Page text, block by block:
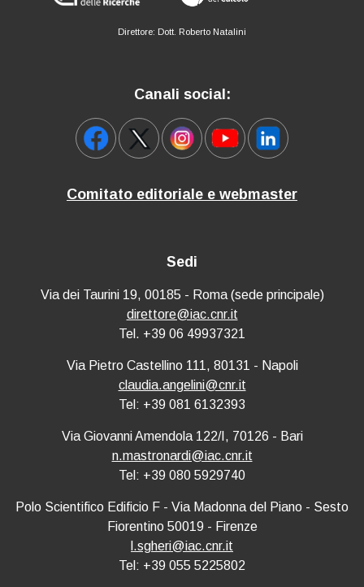
Direttore: Dott. Roberto Natalini
Canali social:
Comitato editoriale e webmaster
Sedi
Via dei Taurini 19, 00185 - Roma (sede principale)
direttore@iac.cnr.it
Tel. +39 06 49937321
Via Pietro Castellino 111, 80131 - Napoli
claudia.angelini@cnr.it
Tel: +39 081 6132393
Via Giovanni Amendola 122/I, 70126 - Bari
n.mastronardi@iac.cnr.it
Tel: +39 080 5929740
Polo Scientifico Edificio F - Via Madonna del Piano - Sesto
Fiorentino 50019 - Firenze
l.sgheri@iac.cnr.it
Tel: +39 055 5225802